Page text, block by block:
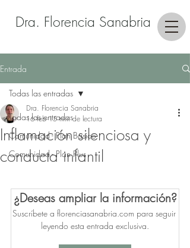
Dra. Florencia Sanabria
Entrada
Todas las entradas
Comunidad - Plan Basico
Comunidad - Plan Plus
Todas las entradas
Inflamación silenciosa y
conducta infantil
Dra. Florencia Sanabria
16 feb 15 min de lectura
¿Deseas ampliar la información?
Suscríbete a florenciasanabria.com para seguir
leyendo esta entrada exclusiva.